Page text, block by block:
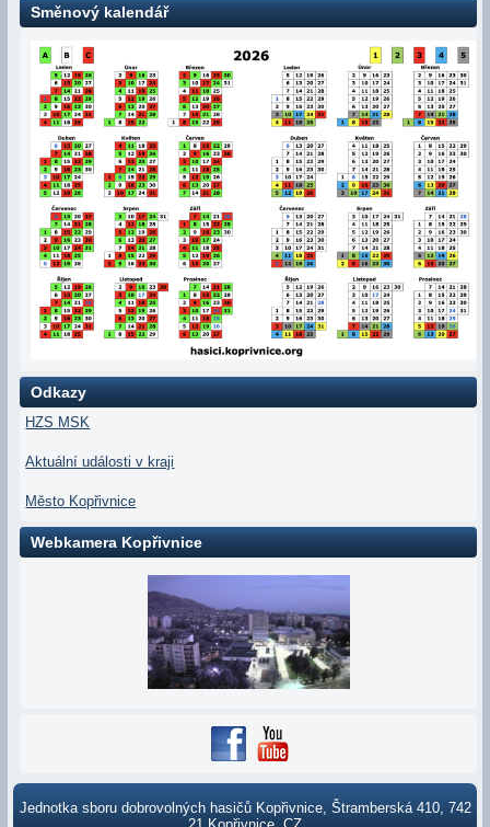
Směnový kalendář
Odkazy
HZS MSK
Aktuální události v kraji
Město Kopřivnice
Webkamera Kopřivnice
Jednotka sboru dobrovolných hasičů Kopřivnice, Štramberská 410, 742